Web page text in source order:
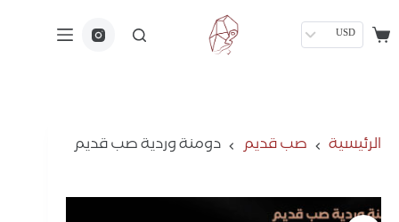
USD
الرئيسية صب قديم دومنة وردية صب قديم